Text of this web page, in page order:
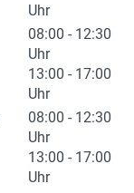
Uhr
08:00 - 12:30
Uhr
13:00 - 17:00
Uhr
08:00 - 12:30
Uhr
13:00 - 17:00
Uhr